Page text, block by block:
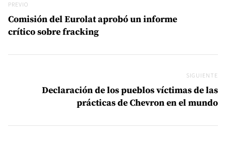
Previo
PREVIO
Comisión del Eurolat aprobó un informe
crítico sobre fracking
SIGUIENTE
Declaración de los pueblos víctimas de las
prácticas de Chevron en el mundo